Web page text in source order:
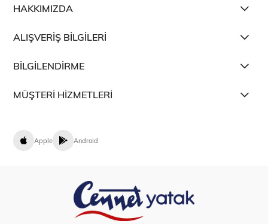
HAKKIMIZDA
ALIŞVERİŞ BİLGİLERİ
BİLGİLENDİRME
MÜŞTERİ HİZMETLERİ
Apple Android